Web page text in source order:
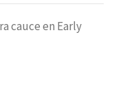
cauce en Early